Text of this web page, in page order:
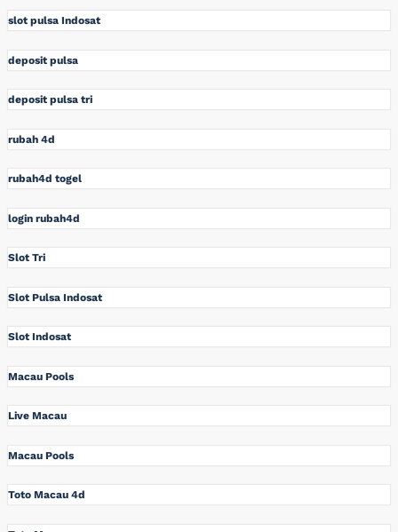
slot pulsa Indosat
deposit pulsa
deposit pulsa tri
rubah 4d
rubah4d togel
login rubah4d
Slot Tri
Slot Pulsa Indosat
Slot Indosat
Macau Pools
Live Macau
Macau Pools
Toto Macau 4d